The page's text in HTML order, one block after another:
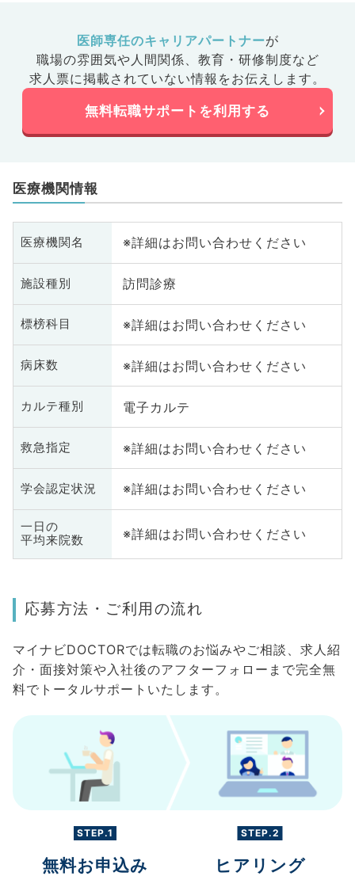
医師専任のキャリアパートナーが
職場の雰囲気や人間関係、 教育・研修制度など
求人票に掲載されていない情報をお伝えします。
無料転職サポートを利用する
医療機関情報
医療機関名 ※詳細はお問い合わせください
施設種別 訪問診療
標榜科目 ※詳細はお問い合わせください
病床数 ※詳細はお問い合わせください
カルテ種別 電子カルテ
救急指定 ※詳細はお問い合わせください
学会認定状況 ※詳細はお問い合わせください
一日の
平均来院数
※詳細はお問い合わせください
応募方法・ご利用の流れ
マイナビDOCTORでは転職のお悩みやご相談、求人紹
介・面接対策や入社後のアフターフォローまで完全無
料でトータルサポートいたします。
STEP.1
無料お申込み
STEP.2
ヒアリング